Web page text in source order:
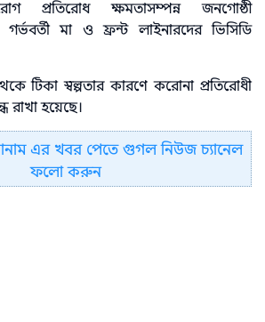
প্রতিরোধ ক্ষমতাসম্পন্ন জনগোষ্ঠী
গর্ভবর্তী মা ও ফ্রন্ট লাইনারদের ভিসিডি
টিকা স্বল্পতার কারণে করোনা প্রতিরোধী
রাখা হয়েছে।
এর খবর পেতে গুগল নিউজ চ্যানেল
ফলো করুন